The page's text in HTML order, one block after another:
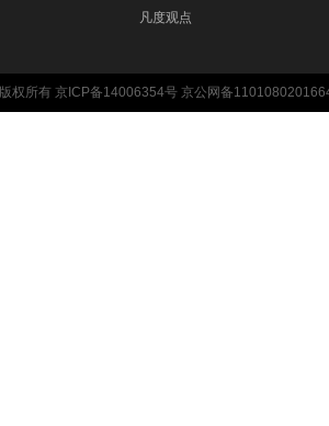
凡度观点
版权所有 京ICP备14006354号 京公网备